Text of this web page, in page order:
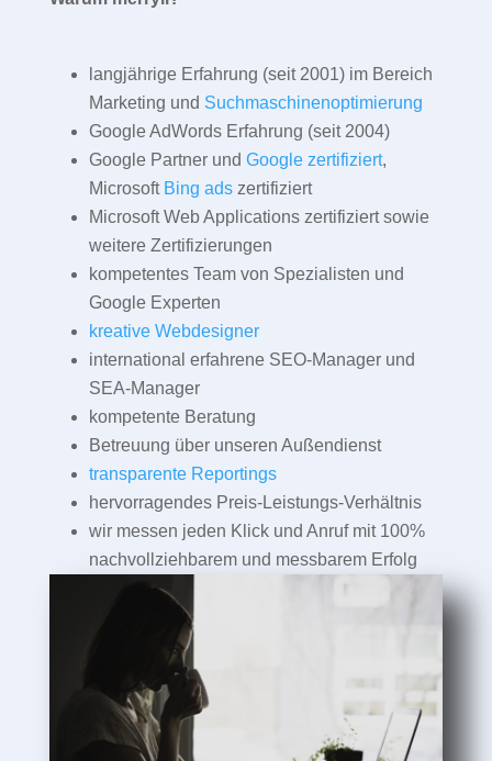
langjährige Erfahrung (seit 2001) im Bereich
Marketing und Suchmaschinenoptimierung
Google AdWords Erfahrung (seit 2004)
Google Partner und Google zertifiziert,
Microsoft Bing adszertifiziert
Microsoft Web Applications zertifiziert sowie
weitere Zertifizierungen
kompetentes Team von Spezialisten und
Google Experten
kreative Webdesigner
international erfahrene SEO-Manager und
SEA-Manager
kompetente Beratung
Betreuung über unseren Außendienst
transparente Reportings
hervorragendes Preis-Leistungs-Verhältnis
wir messen jeden Klick und Anruf mit 100%
nachvollziehbarem und messbarem Erfolg